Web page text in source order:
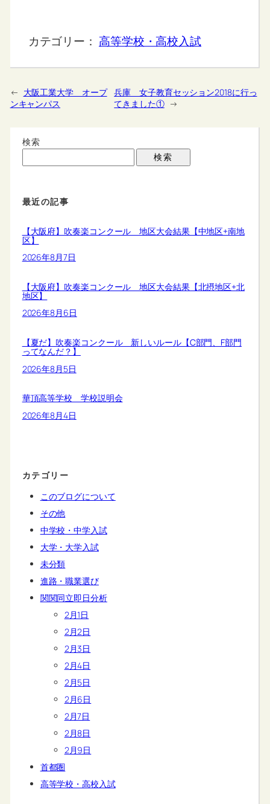
カテゴリー： 高等学校・高校入試
← 大阪工業大学 オープ
ンキャンパス
兵庫 女子教育セッション2018に行っ
てきました① →
検索
検索
最近の記事
【大阪府】吹奏楽コンクール 地区大会結果【中地区+南地
区】
2026年8月7日
【大阪府】吹奏楽コンクール 地区大会結果【北摂地区+北
地区】
2026年8月6日
【夏だ】吹奏楽コンクール 新しいルール【C部門、F部門
ってなんだ？】
2026年8月5日
華頂高等学校 学校説明会
2026年8月4日
カテゴリー
このブログについて
その他
中学校・中学入試
大学・大学入試
未分類
進路・職業選び
関関同立即日分析
2月1日
2月2日
2月3日
2月4日
2月5日
2月6日
2月7日
2月8日
2月9日
首都圏
高等学校・高校入試